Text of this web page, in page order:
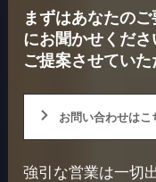
まずはあなたのご
にお聞かせくださ
ご提案させていた
お問い合わせはこ
強引な営業は一切